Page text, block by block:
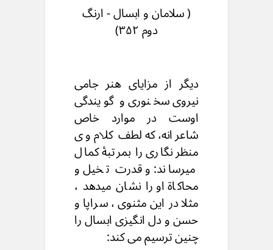
( سلامان و ابسال - ارنگ
دوم ۳۵۲)
دیگر از مزایای هنر جامی
نیروی سخنوری و گویندگی
اوست در موارد خاص
شاعرانه، که لطف کلام وی
منظر نگاری را بمرتبۀ کمال
میرساند: و قدرت تخیل و
محاكاة او را نشان میدهد ،
مثلا در این مثنوی ، سراپا و
حسن و دل انگیزی ابسال را
چنین ترسیم می کند: